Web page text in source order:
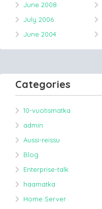
June 2008
July 2006
June 2004
Categories
10-vuotismatka
admin
Aussi-reissu
Blog
Enterprise-talk
haamatka
Home Server